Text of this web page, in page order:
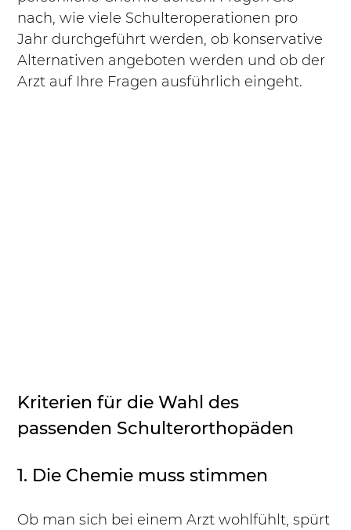
nach, wie viele Schulteroperationen pro
Jahr durchgeführt werden, ob konservative
Alternativen angeboten werden und ob der
Arzt auf Ihre Fragen ausführlich eingeht.
Kriterien für die Wahl des
passenden Schulterorthopäden
1. Die Chemie muss stimmen
Ob man sich bei einem Arzt wohlfühlt, spürt